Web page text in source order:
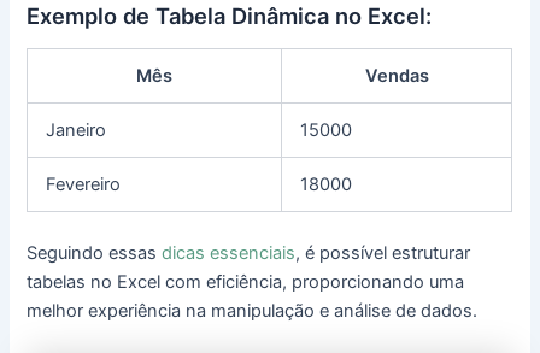
Exemplo de Tabela Dinâmica no Excel:
Mês Vendas
Janeiro 15000
Fevereiro 18000
Seguindo essasdicas essenciais, é possível estruturar
tabelas no Excel com eficiência, proporcionando uma
melhor experiência na manipulação e análise de dados.